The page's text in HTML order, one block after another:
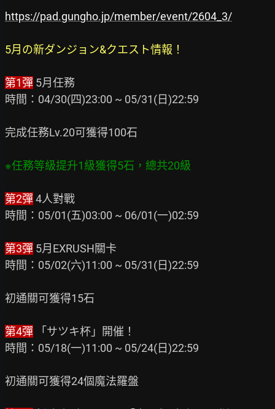
https://pad.gungho.jp/member/event/2604_3/
5月の新ダンジョン&クエスト情報！
第1彈 5月任務
時間：04/30(四)23:00 ~ 05/31(日)22:59
完成任務Lv.20可獲得100石
※任務等級提升1級獲得5石，總共20級
第2彈 4人對戰
時間：05/01(五)03:00 ~ 06/01(一)02:59
第3彈 5月EXRUSH關卡
時間：05/02(六)11:00 ~ 05/31(日)22:59
初通關可獲得15石
第4彈 「サツキ杯」開催！
時間：05/18(一)11:00 ~ 05/24(日)22:59
初通關可獲得24個魔法羅盤